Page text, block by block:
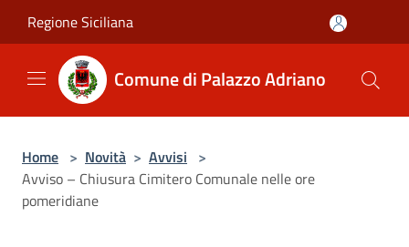
Regione Siciliana
Comune di Palazzo Adriano
Home > Novità > Avvisi >
Avviso – Chiusura Cimitero Comunale nelle ore
pomeridiane